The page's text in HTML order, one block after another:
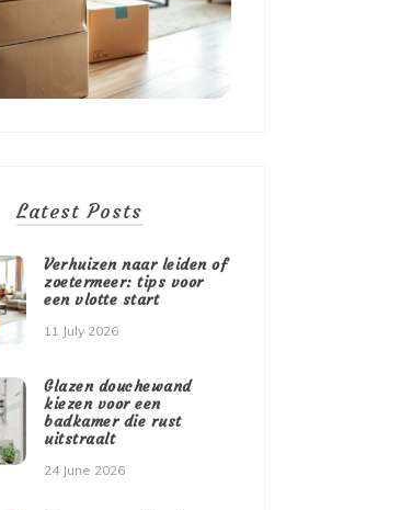
Latest Posts
Verhuizen naar leiden of
zoetermeer: tips voor
een vlotte start
11 July 2026
Glazen douchewand
kiezen voor een
badkamer die rust
uitstraalt
24 June 2026